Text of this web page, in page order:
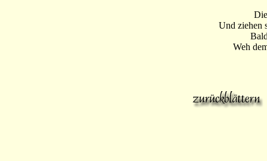
Und ziehen
Weh